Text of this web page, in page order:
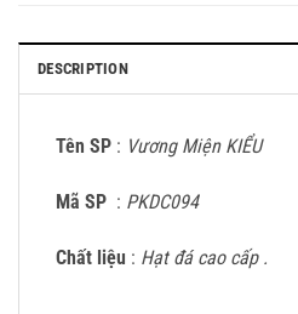
DESCRIPTION
Tên SP : Vương Miện KIỂU
Mã SP : PKDC094
Chất liệu : Hạt đá cao cấp .